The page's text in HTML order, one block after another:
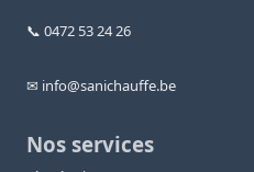
📞 0472 53 24 26
✉ info@sanichauffe.be
Nos services